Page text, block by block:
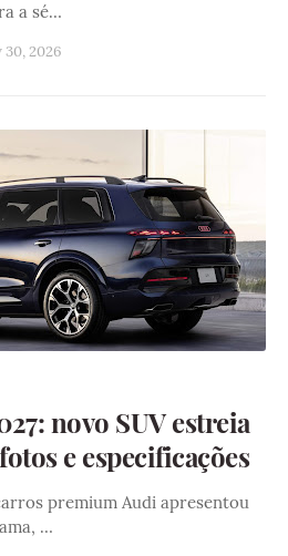
a sé…
30, 2026
novo SUV estreia
e especificações
premium Audi apresentou
…